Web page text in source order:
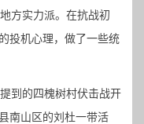
方实力派。在抗战初
投机心理，做了一些统
到的四槐树村伏击战开
南山区的刘杜一带活